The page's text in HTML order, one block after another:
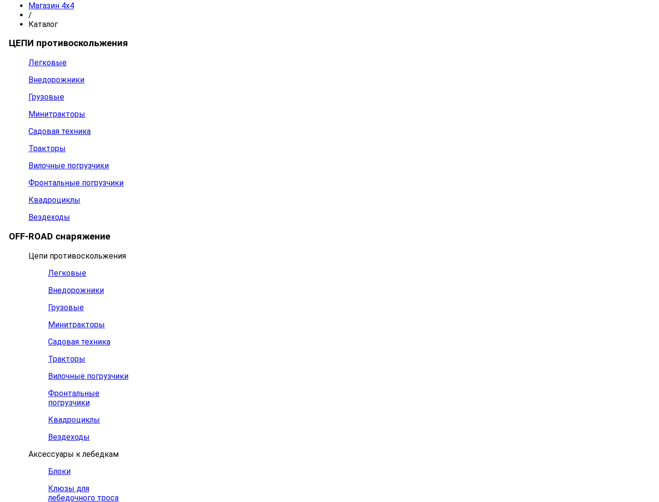
Магазин 4x4
/
Каталог
ЦЕПИ противоскольжения
Легковые
Внедорожники
Грузовые
Минитракторы
Садовая техника
Тракторы
Вилочные погрузчики
Фронтальные погрузчики
Квадроциклы
Вездеходы
OFF-ROAD снаряжение
Цепи противоскольжения
Легковые
Внедорожники
Грузовые
Минитракторы
Садовая техника
Тракторы
Вилочные погрузчики
Фронтальные
погрузчики
Квадроциклы
Вездеходы
Аксессуары к лебедкам
Блоки
Клюзы для
лебедочного троса